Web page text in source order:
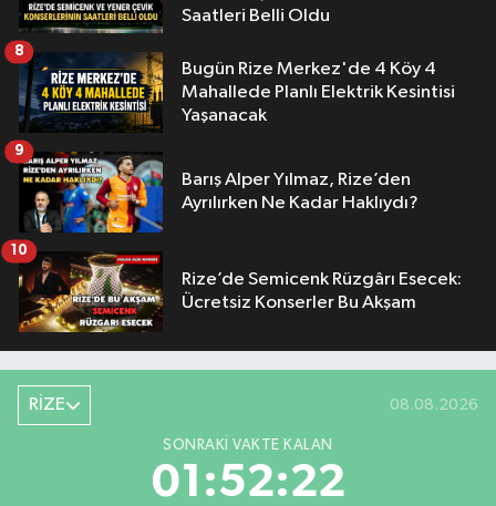
Saatleri Belli Oldu
Bugün Rize Merkez'de 4 Köy 4
Mahallede Planlı Elektrik Kesintisi
Yaşanacak
8
Barış Alper Yılmaz, Rize’den
Ayrılırken Ne Kadar Haklıydı?
9
Rize’de Semicenk Rüzgârı Esecek:
Ücretsiz Konserler Bu Akşam
10
RİZE 08.08.2026
SONRAKI VAKTE KALAN
01:52:21